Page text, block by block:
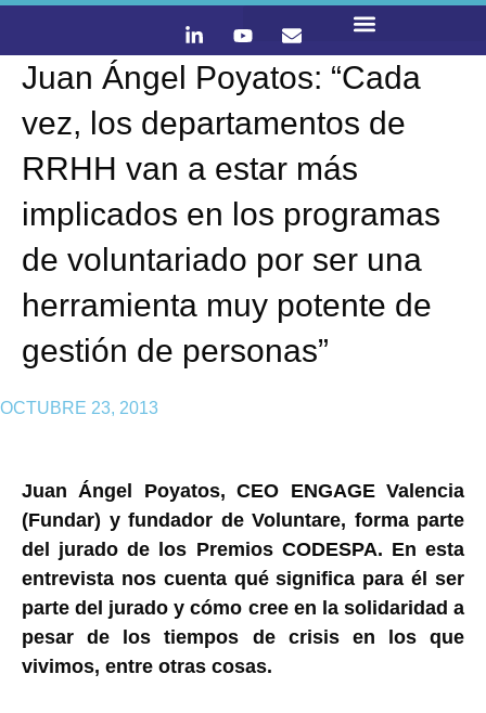
Juan Ángel Poyatos: “Cada
vez, los departamentos de
RRHH van a estar más
implicados en los programas
de voluntariado por ser una
herramienta muy potente de
gestión de personas”
OCTUBRE 23, 2013
Juan Ángel Poyatos, CEO ENGAGE Valencia
(Fundar) y fundador de Voluntare, forma parte
del jurado de los Premios CODESPA. En esta
entrevista nos cuenta qué significa para él ser
parte del jurado y cómo cree en la solidaridad a
pesar de los tiempos de crisis en los que
vivimos, entre otras cosas.